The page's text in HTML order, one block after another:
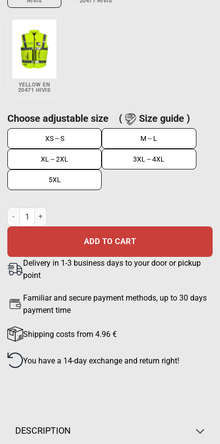
YELLOW EN
20471 HIVIS
Choose adjustable size ( Size guide )
XS -- S M -- L
XL -- 2XL 3XL -- 4XL
5XL
Tactical Hi-Vis vest EN 20471 Red + Silver quantity
ADD TO CART
Delivery in 1-3 business days to your door or pickup
point
Familiar and secure payment methods, up to 30 days
payment time
Shipping costs from 4.96 €
You have a 14-day exchange and return right!
DESCRIPTION